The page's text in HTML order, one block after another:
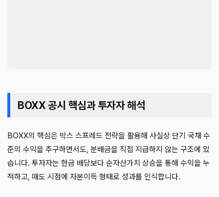
BOXX 공시 핵심과 투자자 해석
BOXX의 핵심은 박스 스프레드 전략을 활용해 사실상 단기 국채 수
준의 수익을 추구하면서도, 분배금을 직접 지급하지 않는 구조에 있
습니다. 투자자는 현금 배당보다 순자산가치 상승을 통해 수익을 누
적하고, 매도 시점에 자본이득 형태로 성과를 인식합니다.